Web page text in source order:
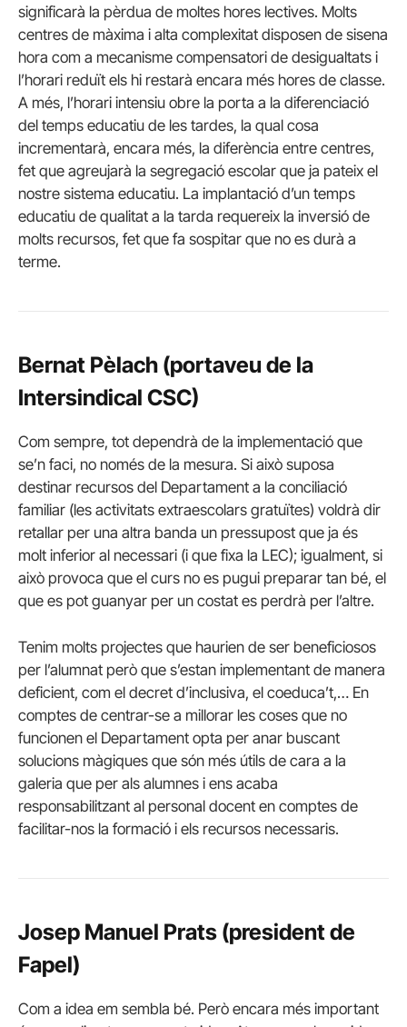
significarà la pèrdua de moltes hores lectives. Molts
centres de màxima i alta complexitat disposen de sisena
hora com a mecanisme compensatori de desigualtats i
l’horari reduït els hi restarà encara més hores de classe.
A més, l’horari intensiu obre la porta a la diferenciació
del temps educatiu de les tardes, la qual cosa
incrementarà, encara més, la diferència entre centres,
fet que agreujarà la segregació escolar que ja pateix el
nostre sistema educatiu. La implantació d’un temps
educatiu de qualitat a la tarda requereix la inversió de
molts recursos, fet que fa sospitar que no es durà a
terme.
Bernat Pèlach (portaveu de la
Intersindical CSC)
Com sempre, tot dependrà de la implementació que
se’n faci, no només de la mesura. Si això suposa
destinar recursos del Departament a la conciliació
familiar (les activitats extraescolars gratuïtes) voldrà dir
retallar per una altra banda un pressupost que ja és
molt inferior al necessari (i que fixa la LEC); igualment, si
això provoca que el curs no es pugui preparar tan bé, el
que es pot guanyar per un costat es perdrà per l’altre.
Tenim molts projectes que haurien de ser beneficiosos
per l’alumnat però que s’estan implementant de manera
deficient, com el decret d’inclusiva, el coeduca’t,… En
comptes de centrar-se a millorar les coses que no
funcionen el Departament opta per anar buscant
solucions màgiques que són més útils de cara a la
galeria que per als alumnes i ens acaba
responsabilitzant al personal docent en comptes de
facilitar-nos la formació i els recursos necessaris.
Josep Manuel Prats (president de
Fapel)
Com a idea em sembla bé. Però encara més important